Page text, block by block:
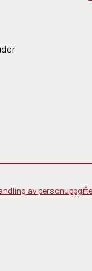
av